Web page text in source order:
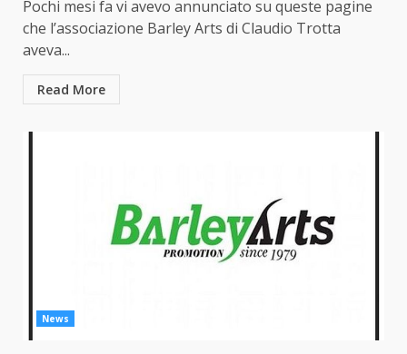
Pochi mesi fa vi avevo annunciato su queste pagine
che l’associazione Barley Arts di Claudio Trotta
aveva...
Read More
News